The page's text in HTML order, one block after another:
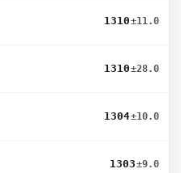
1310±11.0
1310±28.0
1304±10.0
1303±9.0